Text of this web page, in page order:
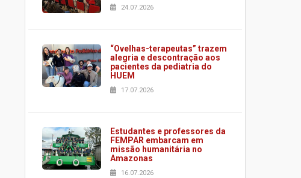
24.07.2026
“Ovelhas-terapeutas” trazem
alegria e descontração aos
pacientes da pediatria do
HUEM
17.07.2026
Estudantes e professores da
FEMPAR embarcam em
missão humanitária no
Amazonas
16.07.2026